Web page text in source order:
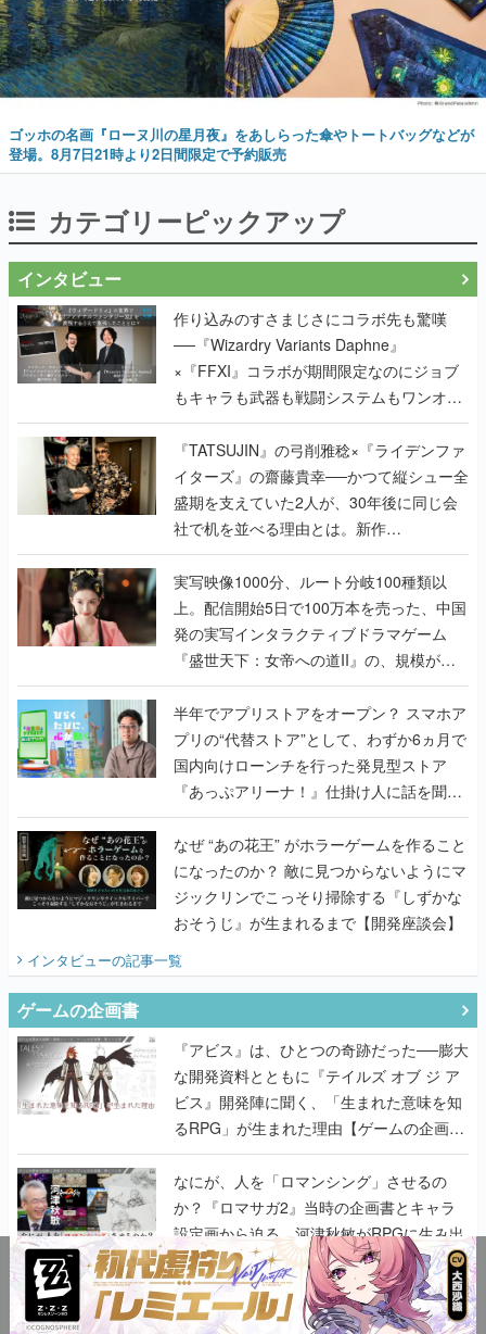
ゴッホの名画『ローヌ川の星月夜』をあしらった傘やトートバッグなどが
登場。8月7日21時より2日間限定で予約販売
カテゴリーピックアップ
インタビュー
作り込みのすさまじさにコラボ先も驚嘆
──『Wizardry Variants Daphne』
×『FFXI』コラボが期間限定なのにジョブ
もキャラも武器も戦闘システムもワンオフ
で作り込まれた理由を両ディレクターに聞
く
『TATSUJIN』の弓削雅稔×『ライデンファ
イターズ』の齋藤貴幸──かつて縦シュー全
盛期を支えていた2人が、30年後に同じ会
社で机を並べる理由とは。新作
『TATSUJIN EXTREME』で初タッグを組
んだレジェンド2人に訊く開発秘話
実写映像1000分、ルート分岐100種類以
上。配信開始5日で100万本を売った、中国
発の実写インタラクティブドラマゲーム
『盛世天下：女帝への道II』の、規模が違
うこだわりをプロデューサーに聞いた
半年でアプリストアをオープン？ スマホア
プリの“代替ストア”として、わずか6ヵ月で
国内向けローンチを行った発見型ストア
『あっぷアリーナ！』仕掛け人に話を聞い
てみた
なぜ “あの花王” がホラーゲームを作ること
になったのか？ 敵に見つからないようにマ
ジックリンでこっそり掃除する『しずかな
おそうじ』が生まれるまで【開発座談会】
インタビューの記事一覧
ゲームの企画書
『アビス』は、ひとつの奇跡だった──膨大
な開発資料とともに『テイルズ オブ ジ ア
ビス』開発陣に聞く、「生まれた意味を知
るRPG」が生まれた理由【ゲームの企画
書】
なにが、人を「ロマンシング」させるの
か？『ロマサガ2』当時の企画書とキャラ
設定画から迫る、河津秋敏がRPGに生み出
した「ロマン」の正体とは【ゲームの企画
書】
『ガンパレ』の企画書、ついに公開━初代